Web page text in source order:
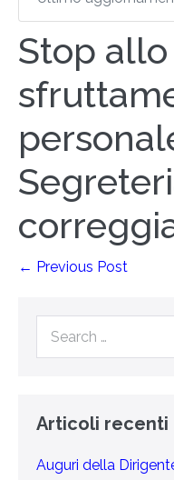
Stop allo
← Previous Post
Articoli recenti
Auguri della